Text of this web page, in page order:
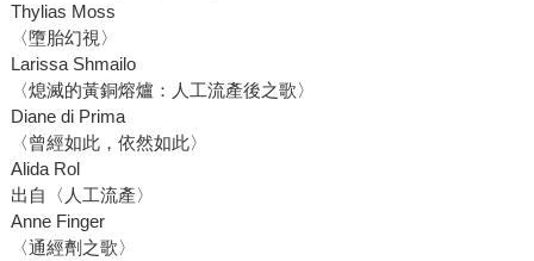
Thylias Moss
〈墮胎幻視〉
Larissa Shmailo
〈熄滅的黃銅熔爐：人工流產後之歌〉
Diane di Prima
〈曾經如此，依然如此〉
Alida Rol
出自〈人工流產〉
Anne Finger
〈通經劑之歌〉